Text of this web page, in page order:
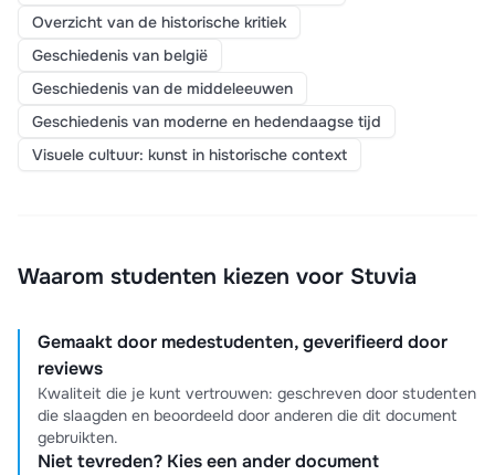
Overzicht van de historische kritiek
Geschiedenis van belgië
Geschiedenis van de middeleeuwen
Geschiedenis van moderne en hedendaagse tijd
Visuele cultuur: kunst in historische context
Waarom studenten kiezen voor Stuvia
Gemaakt door medestudenten, geverifieerd door
reviews
Kwaliteit die je kunt vertrouwen: geschreven door studenten
die slaagden en beoordeeld door anderen die dit document
gebruikten.
Niet tevreden? Kies een ander document